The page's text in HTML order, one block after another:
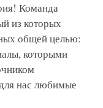
Команда
из которых
общей целью:
которыми
нас любимые